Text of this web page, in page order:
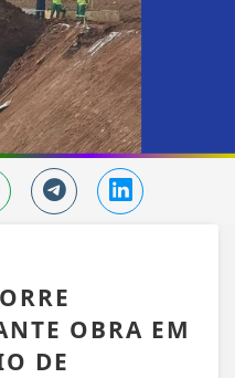
OBRA EM
DE